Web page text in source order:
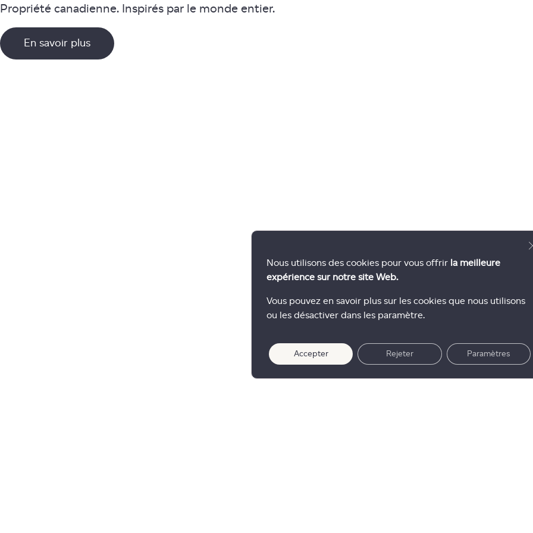
Propriété canadienne. Inspirés par le monde entier.
En savoir plus
Nous utilisons des cookies pour vous offrir la meilleure
expérience sur notre site Web.
Vous pouvez en savoir plus sur les cookies que nous utilisons
ou les désactiver dans les paramètre.
Accepter Rejeter Paramètres